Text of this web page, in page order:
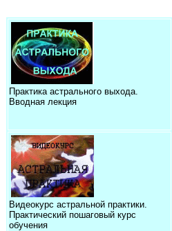
Практика астрального выхода.
Вводная лекция
Видеокурс астральной практики.
Практический пошаговый курс
обучения